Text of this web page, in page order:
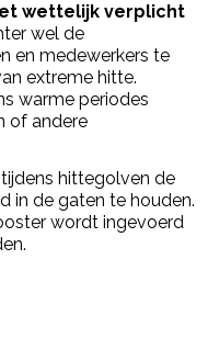
wettelijk verplicht
wel de
en medewerkers te
extreme hitte.
warme periodes
of andere
hittegolven de
in de gaten te houden.
wordt ingevoerd